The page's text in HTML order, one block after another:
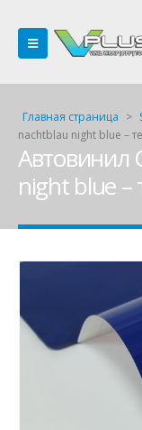
Главная страница >
nachtblau night blue –
Автовинил
night blue –